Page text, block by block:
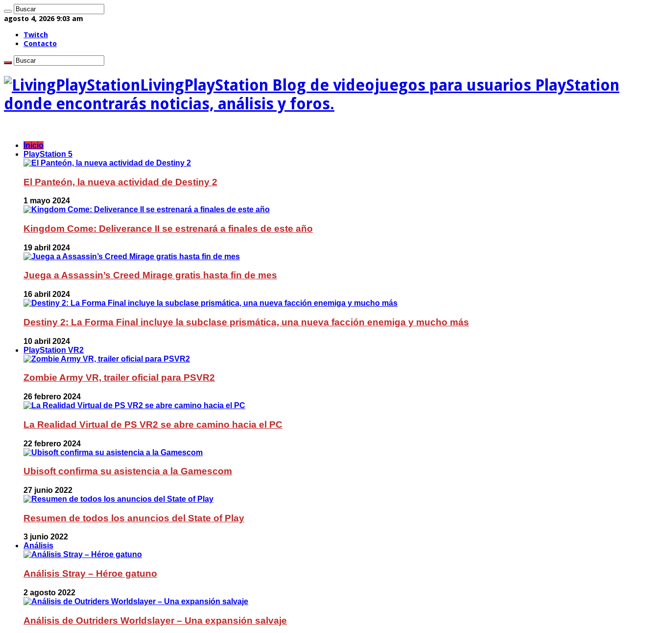
agosto 4, 2026 9:03 am
Twitch
Contacto
LivingPlayStation Blog de videojuegos para usuarios PlayStation
donde encontrarás noticias, análisis y foros.
Inicio
PlayStation 5
El Panteón, la nueva actividad de Destiny 2
1 mayo 2024
Kingdom Come: Deliverance II se estrenará a finales de este año
19 abril 2024
Juega a Assassin’s Creed Mirage gratis hasta fin de mes
16 abril 2024
Destiny 2: La Forma Final incluye la subclase prismática, una nueva facción enemiga y mucho más
10 abril 2024
PlayStation VR2
Zombie Army VR, trailer oficial para PSVR2
26 febrero 2024
La Realidad Virtual de PS VR2 se abre camino hacia el PC
22 febrero 2024
Ubisoft confirma su asistencia a la Gamescom
27 junio 2022
Resumen de todos los anuncios del State of Play
3 junio 2022
Análisis
Análisis Stray – Héroe gatuno
2 agosto 2022
Análisis de Outriders Worldslayer – Una expansión salvaje